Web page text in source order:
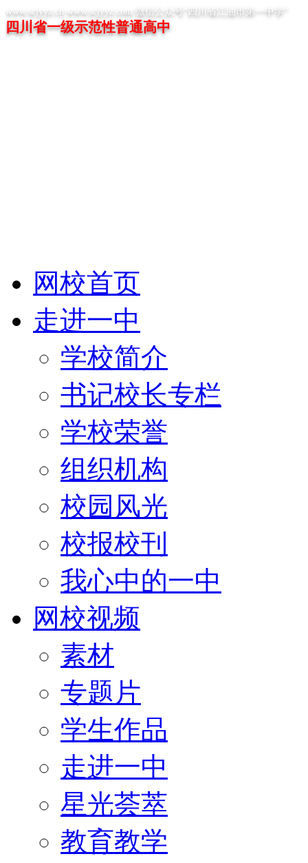
www.scjyyz.cn www.scjyyz.com 微信公众号“四川省江油市第一中学”
四川省一级示范性普通高中
网校首页
走进一中
学校简介
书记校长专栏
学校荣誉
组织机构
校园风光
校报校刊
我心中的一中
网校视频
素材
专题片
学生作品
走进一中
星光荟萃
教育教学